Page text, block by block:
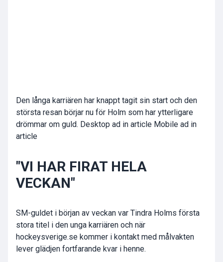
Den långa karriären har knappt tagit sin start och den
största resan börjar nu för Holm som har ytterligare
drömmar om guld. Desktop ad in article Mobile ad in
article
"VI HAR FIRAT HELA
VECKAN"
SM-guldet i början av veckan var Tindra Holms första
stora titel i den unga karriären och när
hockeysverige.se kommer i kontakt med målvakten
lever glädjen fortfarande kvar i henne.